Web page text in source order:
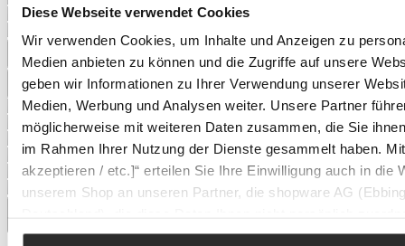
Diese Webseite verwendet Cookies
Wir verwenden Cookies, um Inhalte und Anzeigen zu
Medien anbieten zu können und die Zugriffe auf unsere
geben wir Informationen zu Ihrer Verwendung unserer
Medien, Werbung und Analysen weiter. Unsere Partner
möglicherweise mit weiteren Daten zusammen, die Sie
im Rahmen Ihrer Nutzung der Dienste gesammelt haben.
akzeptieren / etc.]“ erteilen Sie Ihre Einwilligung auch in die
unserem Shop an unseren Partner, die shopware AG
Zwecken (z.B. Produktverbesserungen,